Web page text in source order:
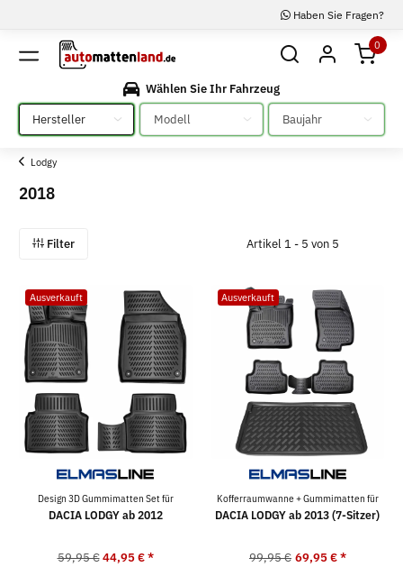
Haben Sie Fragen?
0
Wählen Sie Ihr Fahrzeug
Bitte auswählen
Bitte auswählen Bitte auswählen
Lodgy
2018
Filter Artikel 1 - 5 von 5
Ausverkauft
Design 3D Gummimatten Set für
DACIA LODGY ab 2012
59,95 € 44,95 €*
Ausverkauft
Kofferraumwanne + Gummimatten für
DACIA LODGY ab 2013 (7-Sitzer)
99,95 € 69,95 €*